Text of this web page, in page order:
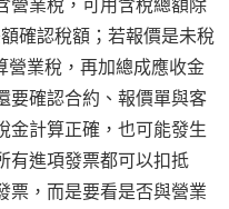
確認稅額；若報價是未稅
營業稅，再加總成應收金
要確認合約、報價單與客
金計算正確，也可能發生
有進項發票都可以扣抵
票，而是要看是否與營業